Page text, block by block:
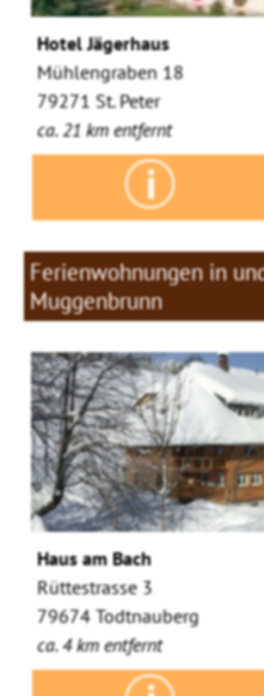
Hotel Jägerhaus
Mühlengraben 18
79271 St. Peter
ca. 21 km entfernt
Ferienwohnungen in
Muggenbrunn
Haus am Bach
Rüttestrasse 3
79674 Todtnauberg
ca. 4 km entfernt